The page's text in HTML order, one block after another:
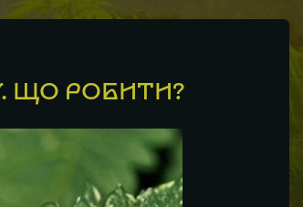
ЩО РОБИТИ?